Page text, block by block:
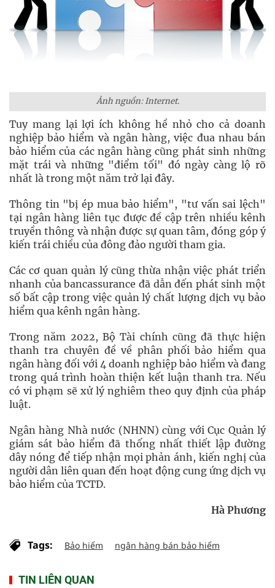
Ảnh nguồn: Internet.
Tuy mang lại lợi ích không hề nhỏ cho cả doanh
nghiệp bảo hiểm và ngân hàng, việc đua nhau bán
bảo hiểm của các ngân hàng cũng phát sinh những
mặt trái và những "điểm tối" đó ngày càng lộ rõ
nhất là trong một năm trở lại đây.
Thông tin "bị ép mua bảo hiểm", "tư vấn sai lệch"
tại ngân hàng liên tục được đề cập trên nhiều kênh
truyền thông và nhận được sự quan tâm, đóng góp ý
kiến trái chiều của đông đảo người tham gia.
Các cơ quan quản lý cũng thừa nhận việc phát triển
nhanh của bancassurance đã dẫn đến phát sinh một
số bất cập trong việc quản lý chất lượng dịch vụ bảo
hiểm qua kênh ngân hàng.
Trong năm 2022, Bộ Tài chính cũng đã thực hiện
thanh tra chuyên đề về phân phối bảo hiểm qua
ngân hàng đối với 4 doanh nghiệp bảo hiểm và đang
trong quá trình hoàn thiện kết luận thanh tra. Nếu
có vi phạm sẽ xử lý nghiêm theo quy định của pháp
luật.
Ngân hàng Nhà nước (NHNN) cùng với Cục Quản lý
giám sát bảo hiểm đã thống nhất thiết lập đường
dây nóng để tiếp nhận mọi phản ánh, kiến nghị của
người dân liên quan đến hoạt động cung ứng dịch vụ
bảo hiểm của TCTD.
Hà Phương
Tags: Bảo hiểm ngân hàng bán bảo hiểm
TIN LIÊN QUAN